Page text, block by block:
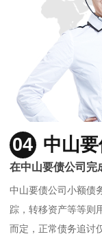
04 中山要
在中山要债公司完
中山要债公司小额债
踪，转移资产等等则
而定，正常债务追讨